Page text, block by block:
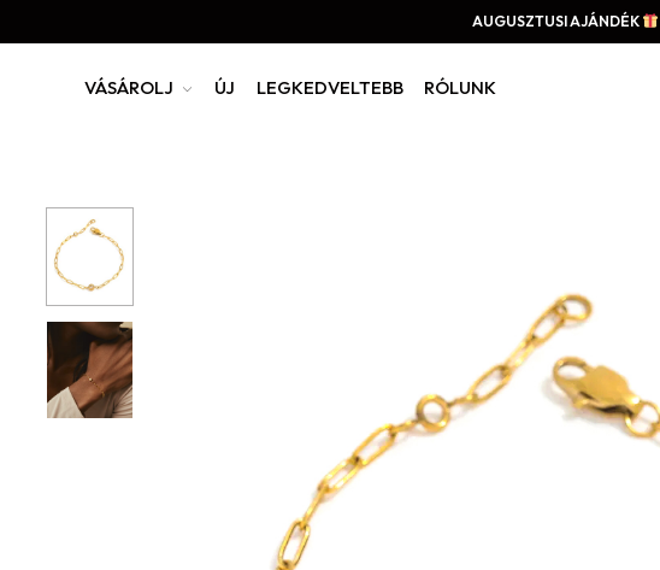
AUGUSZTUSI AJÁNDÉK
VÁSÁROLJ ÚJ LEGKEDVELTEBB RÓLUNK